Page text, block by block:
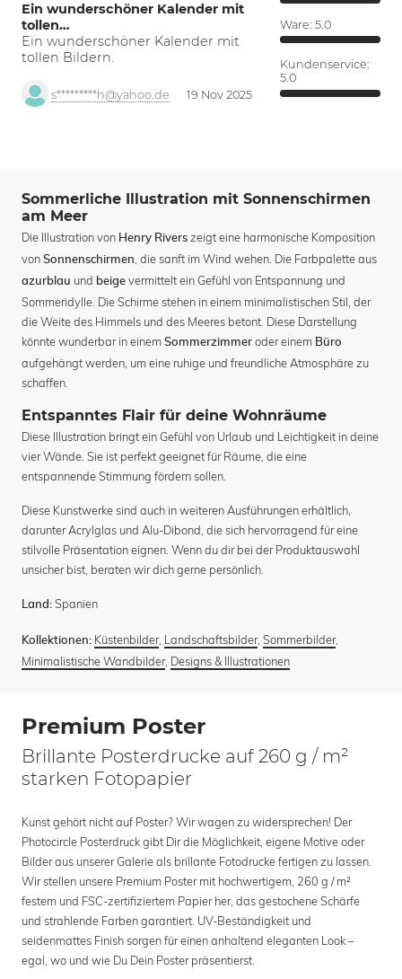
Ein wunderschöner Kalender mit
tollen…
Ein wunderschöner Kalender mit
tollen Bildern.
s*********h@yahoo.de 19 Nov 2025
Ware: 5.0
Kundenservice:
5.0
Sommerliche Illustration mit Sonnenschirmen
am Meer
Die Illustration von Henry Rivers zeigt eine harmonische Komposition
von Sonnenschirmen , die sanft im Wind wehen. Die Farbpalette aus
azurblau und beige vermittelt ein Gefühl von Entspannung und
Sommeridylle. Die Schirme stehen in einem minimalistischen Stil, der
die Weite des Himmels und des Meeres betont. Diese Darstellung
könnte wunderbar in einem Sommerzimmer oder einem Büro
aufgehängt werden, um eine ruhige und freundliche Atmosphäre zu
schaffen.
Entspanntes Flair für deine Wohnräume
Diese Illustration bringt ein Gefühl von Urlaub und Leichtigkeit in deine
vier Wände. Sie ist perfekt geeignet für Räume, die eine
entspannende Stimmung fördern sollen.
Diese Kunstwerke sind auch in weiteren Ausführungen erhältlich,
darunter Acrylglas und Alu-Dibond, die sich hervorragend für eine
stilvolle Präsentation eignen. Wenn du dir bei der Produktauswahl
unsicher bist, beraten wir dich gerne persönlich.
Land: Spanien
Kollektionen: Küstenbilder, Landschaftsbilder, Sommerbilder,
Minimalistische Wandbilder, Designs & Illustrationen
Premium Poster
Brillante Posterdrucke auf 260 g / m²
starken Fotopapier
Kunst gehört nicht auf Poster? Wir wagen zu widersprechen! Der
Photocircle Posterdruck gibt Dir die Möglichkeit, eigene Motive oder
Bilder aus unserer Galerie als brillante Fotodrucke fertigen zu lassen.
Wir stellen unsere Premium Poster mit hochwertigem, 260 g / m²
festem und FSC-zertifiziertem Papier her, das gestochene Schärfe
und strahlende Farben garantiert. UV-Beständigkeit und
seidenmattes Finish sorgen für einen anhaltend eleganten Look –
egal, wo und wie Du Dein Poster präsentierst.